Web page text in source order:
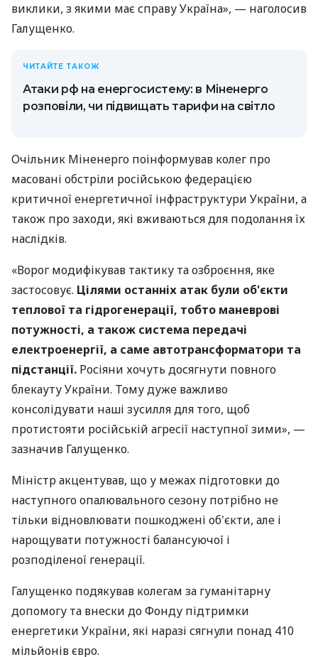
виклики, з якими має справу Україна», — наголосив
Галущенко.
ЧИТАЙТЕ ТАКОЖ
Атаки рф на енергосистему: в Міненерго
розповіли, чи підвищать тарифи на світло
Очільник Міненерго поінформував колег про
масовані обстріли російською федерацією
критичної енергетичної інфраструктури України, а
також про заходи, які вживаються для подолання їх
наслідків.
«Ворог модифікував тактику та озброєння, яке
застосовує. Цілями останніх атак були об'єкти
теплової та гідрогенерації, тобто маневрові
потужності, а також система передачі
електроенергії, а саме автотрансформатори та
підстанції. Росіяни хочуть досягнути повного
блекауту України. Тому дуже важливо
консолідувати наші зусилля для того, щоб
протистояти російській агресії наступної зими», —
зазначив Галущенко.
Міністр акцентував, що у межах підготовки до
наступного опалювального сезону потрібно не
тільки відновлювати пошкоджені об'єкти, але і
нарощувати потужності балансуючої і
розподіленої генерації.
Галущенко подякував колегам за гуманітарну
допомогу та внески до Фонду підтримки
енергетики України, які наразі сягнули понад 410
мільйонів євро.